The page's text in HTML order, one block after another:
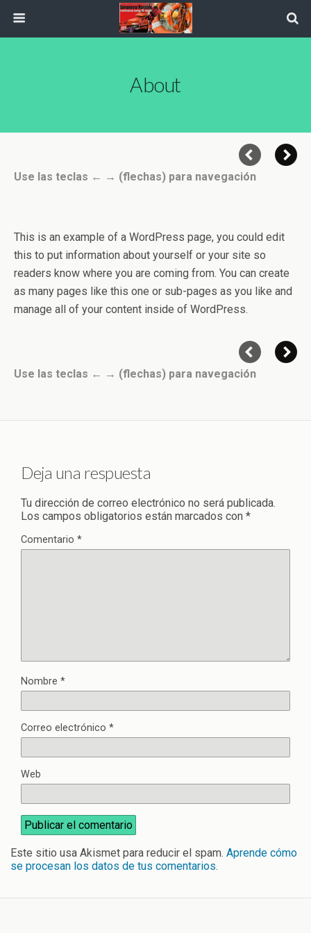
About
Use las teclas ← → (flechas) para navegación
This is an example of a WordPress page, you could edit
this to put information about yourself or your site so
readers know where you are coming from. You can create
as many pages like this one or sub-pages as you like and
manage all of your content inside of WordPress.
Use las teclas ← → (flechas) para navegación
Deja una respuesta
Tu dirección de correo electrónico no será publicada.
Los campos obligatorios están marcados con *
Comentario *
Nombre *
Correo electrónico *
Web
Este sitio usa Akismet para reducir el spam. Aprende cómo
se procesan los datos de tus comentarios.